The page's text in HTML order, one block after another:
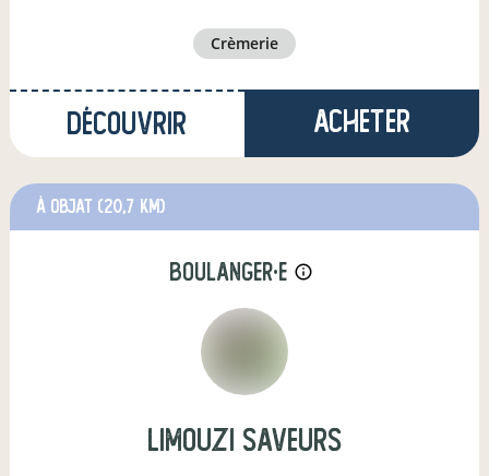
crèmerie
Découvrir Acheter
à Objat (20,7 km)
boulanger·e info_outline
limouzi saveurs